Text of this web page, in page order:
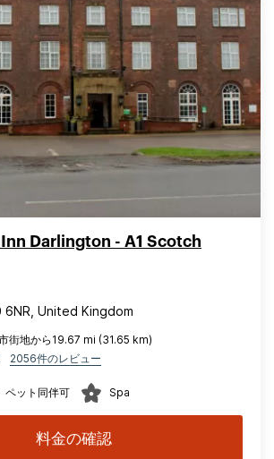
Darlington - A1 Scotch
6NR, United Kingdom
街地から19.67 mi (31.65 km)
2056件のレビュー
ペット同伴可 Spa
料金の確認